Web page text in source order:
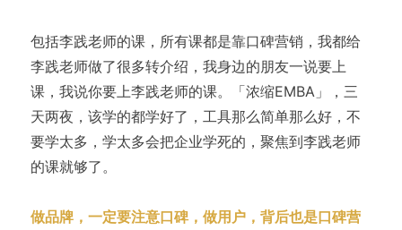
包括李践老师的课，所有课都是靠口碑营销，我都给
李践老师做了很多转介绍，我身边的朋友一说要上
课，我说你要上李践老师的课。「浓缩EMBA」，三
天两夜，该学的都学好了，工具那么简单那么好，不
要学太多，学太多会把企业学死的，聚焦到李践老师
的课就够了。
做品牌，一定要注意口碑，做用户，背后也是口碑营